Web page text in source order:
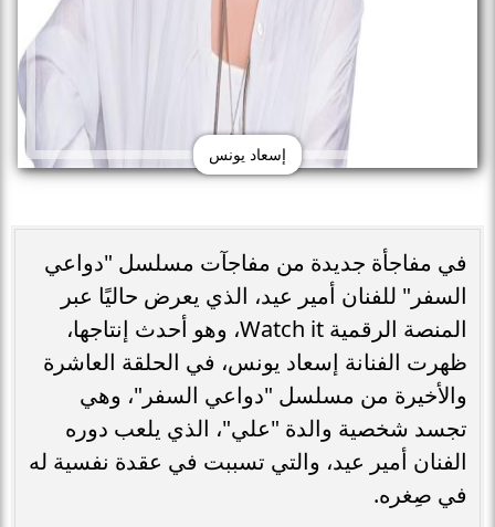
إسعاد يونس
في مفاجأة جديدة من مفاجآت مسلسل "دواعي
السفر" للفنان أمير عيد، الذي يعرض حاليًا عبر
المنصة الرقمية Watch it، وهو أحدث إنتاجها،
ظهرت الفنانة إسعاد يونس، في الحلقة العاشرة
والأخيرة من مسلسل "دواعي السفر"، وهي
تجسد شخصية والدة "علي"، الذي يلعب دوره
الفنان أمير عيد، والتي تسببت في عقدة نفسية له
في صِغره.